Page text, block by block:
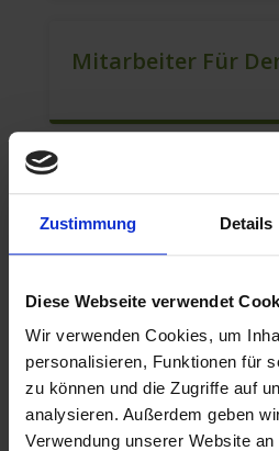
Zustimmung Details
Diese Webseite verwendet
Wir verwenden Cookies, um
personalisieren, Funktionen für
zu können und die Zugriffe auf
analysieren. Außerdem geben
Verwendung unserer Website
Lokaler